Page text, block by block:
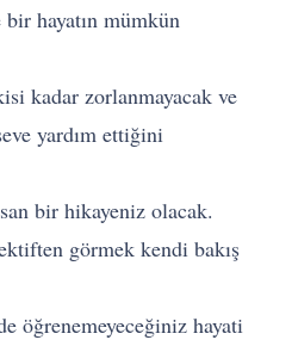
hayatın mümkün
kadar zorlanmayacak ve
yardım ettiğini
bir hikayeniz olacak.
görmek kendi bakış
öğrenemeyeceğiniz hayati